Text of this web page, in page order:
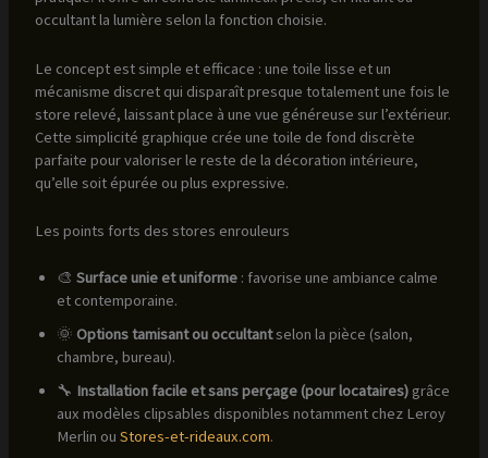
occultant la lumière selon la fonction choisie.
Le concept est simple et efficace : une toile lisse et un
mécanisme discret qui disparaît presque totalement une fois le
store relevé, laissant place à une vue généreuse sur l’extérieur.
Cette simplicité graphique crée une toile de fond discrète
parfaite pour valoriser le reste de la décoration intérieure,
qu’elle soit épurée ou plus expressive.
Les points forts des stores enrouleurs
🎨 Surface unie et uniforme: favorise une ambiance calme
et contemporaine.
🌞 Options tamisant ou occultantselon la pièce (salon,
chambre, bureau).
🔧 Installation facile et sans perçage (pour locataires)grâce
aux modèles clipsables disponibles notamment chez Leroy
Merlin ou Stores-et-rideaux.com.